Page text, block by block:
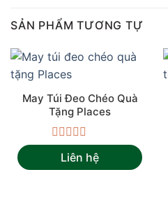
SẢN PHẨM TƯƠNG TỰ
May Túi Đeo Chéo Quà
Tặng Places
Được
xếp
hạng
Liên hệ